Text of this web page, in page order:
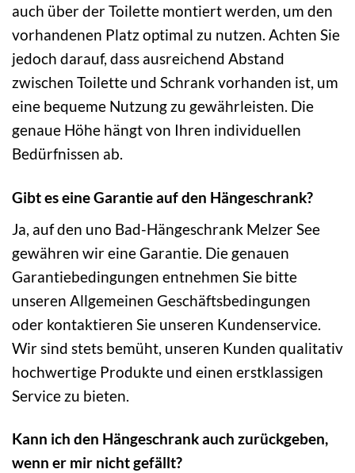
auch über der Toilette montiert werden, um den
vorhandenen Platz optimal zu nutzen. Achten Sie
jedoch darauf, dass ausreichend Abstand
zwischen Toilette und Schrank vorhanden ist, um
eine bequeme Nutzung zu gewährleisten. Die
genaue Höhe hängt von Ihren individuellen
Bedürfnissen ab.
Gibt es eine Garantie auf den Hängeschrank?
Ja, auf den uno Bad-Hängeschrank Melzer See
gewähren wir eine Garantie. Die genauen
Garantiebedingungen entnehmen Sie bitte
unseren Allgemeinen Geschäftsbedingungen
oder kontaktieren Sie unseren Kundenservice.
Wir sind stets bemüht, unseren Kunden qualitativ
hochwertige Produkte und einen erstklassigen
Service zu bieten.
Kann ich den Hängeschrank auch zurückgeben,
wenn er mir nicht gefällt?